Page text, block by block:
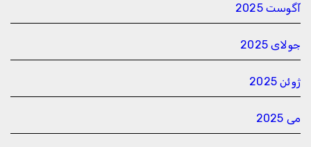
آگوست 2025
جولای 2025
ژوئن 2025
می 2025